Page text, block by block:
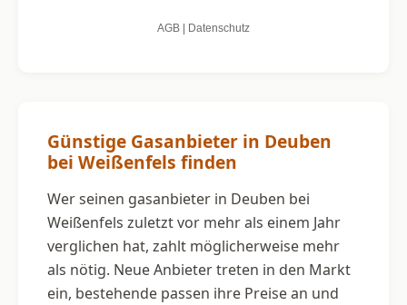
Günstige Gasanbieter in Deuben
bei Weißenfels finden
Wer seinen gasanbieter in Deuben bei
Weißenfels zuletzt vor mehr als einem Jahr
verglichen hat, zahlt möglicherweise mehr
als nötig. Neue Anbieter treten in den Markt
ein, bestehende passen ihre Preise an und